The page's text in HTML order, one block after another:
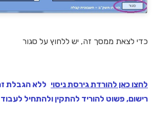
כדי לצאת ממסך זה, יש ללחוץ על סגור
לחצו כאן להורדת גירסת ניסוי ללא הגבלת
רישום, פשוט להוריד להתקין ולהתחיל לעבוד